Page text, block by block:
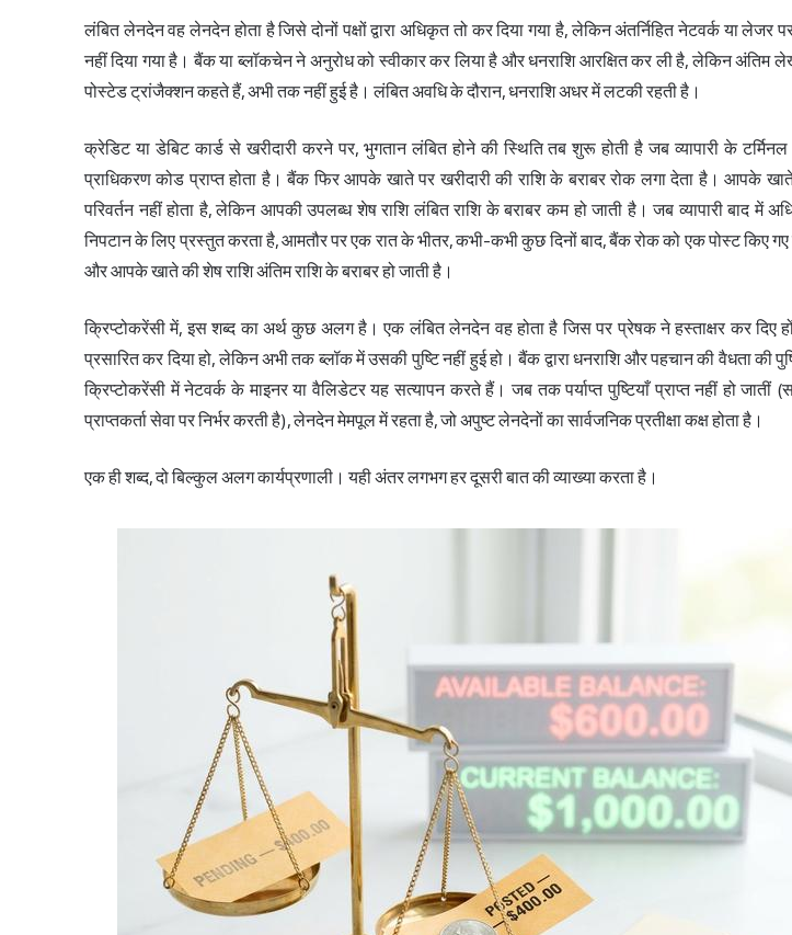
लंबित लेनदेन वह लेनदेन होता है जिसे दोनों पक्षों द्वारा अधिकृत तो कर दिया गया है, लेकिन अंतर्निहित नेटवर्क या
नहीं दिया गया है। बैंक या ब्लॉकचेन ने अनुरोध को स्वीकार कर लिया है और धनराशि आरक्षित कर ली है, लेकिन अंतिम
पोस्टेड ट्रांजैक्शन कहते हैं, अभी तक नहीं हुई है। लंबित अवधि के दौरान, धनराशि अधर में लटकी रहती है।
क्रेडिट या डेबिट कार्ड से खरीदारी करने पर, भुगतान लंबित होने की स्थिति तब शुरू होती है जब व्यापारी के
प्राधिकरण कोड प्राप्त होता है। बैंक फिर आपके खाते पर खरीदारी की राशि के बराबर रोक लगा देता है। आपके
परिवर्तन नहीं होता है, लेकिन आपकी उपलब्ध शेष राशि लंबित राशि के बराबर कम हो जाती है। जब व्यापारी बाद में
निपटान के लिए प्रस्तुत करता है, आमतौर पर एक रात के भीतर, कभी-कभी कुछ दिनों बाद, बैंक रोक को एक पोस्ट किए
और आपके खाते की शेष राशि अंतिम राशि के बराबर हो जाती है।
क्रिप्टोकरेंसी में, इस शब्द का अर्थ कुछ अलग है। एक लंबित लेनदेन वह होता है जिस पर प्रेषक ने हस्ताक्षर कर दिए
प्रसारित कर दिया हो, लेकिन अभी तक ब्लॉक में उसकी पुष्टि नहीं हुई हो। बैंक द्वारा धनराशि और पहचान की वैधता की
क्रिप्टोकरेंसी में नेटवर्क के माइनर या वैलिडेटर यह सत्यापन करते हैं। जब तक पर्याप्त पुष्टियाँ प्राप्त नहीं हो
प्राप्तकर्ता सेवा पर निर्भर करती है), लेनदेन मेमपूल में रहता है, जो अपुष्ट लेनदेनों का सार्वजनिक प्रतीक्षा कक्ष होता है।
एक ही शब्द, दो बिल्कुल अलग कार्यप्रणाली। यही अंतर लगभग हर दूसरी बात की व्याख्या करता है।